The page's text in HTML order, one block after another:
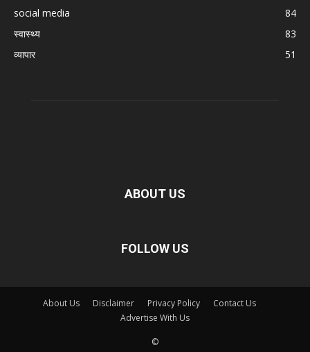
social media
84
स्वास्थ्य
83
व्यापार
51
ABOUT US
FOLLOW US
About Us Disclaimer Privacy Policy
Contact Us
Advertise With Us
©